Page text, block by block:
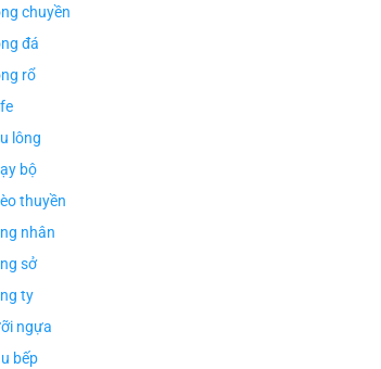
chuyền
đá
rổ
lông
bộ
thuyền
nhân
sở
ty
ngựa
bếp